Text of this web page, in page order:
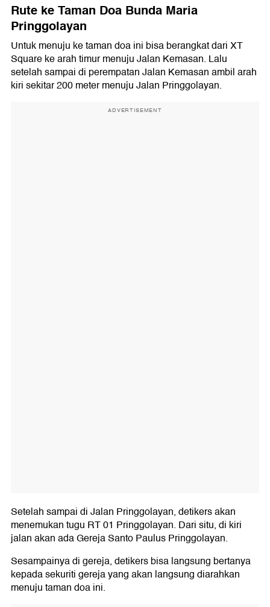
Rute ke Taman Doa Bunda Maria
Pringgolayan
Untuk menuju ke taman doa ini bisa berangkat dari XT
Square ke arah timur menuju Jalan Kemasan. Lalu
setelah sampai di perempatan Jalan Kemasan ambil arah
kiri sekitar 200 meter menuju Jalan Pringgolayan.
ADVERTISEMENT
Setelah sampai di Jalan Pringgolayan, detikers akan
menemukan tugu RT 01 Pringgolayan. Dari situ, di kiri
jalan akan ada Gereja Santo Paulus Pringgolayan.
Sesampainya di gereja, detikers bisa langsung bertanya
kepada sekuriti gereja yang akan langsung diarahkan
menuju taman doa ini.